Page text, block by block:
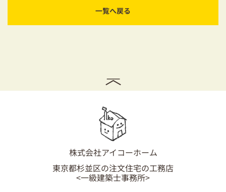
お知らせ
03-3334-0334
一覧へ戻る
株式会社アイコーホーム
東京都杉並区の注文住宅の工務店
<一級建築士事務所>